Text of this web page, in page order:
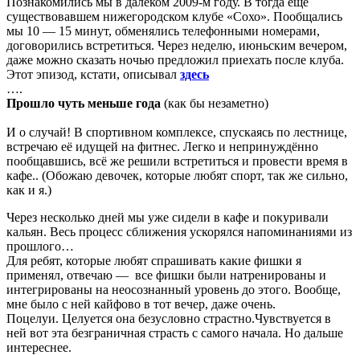
существовавшем нижегородском клубе «Сохо». Пообщались
мы 10 — 15 минут, обменялись телефонными номерами,
договорились встретиться. Через неделю, июньским вечером,
даже можно сказать ночью предложил приехать после клуба.
Этот эпизод, кстати, описывал здесь
….
Прошло чуть меньше года (как бы незаметно)
И о случай! В спортивном комплексе, спускаясь по лестнице,
встречаю её идущей на фитнес. Легко и непринуждённо
пообщавшись, всё же решили встретиться и провести время в
кафе.. (Обожаю девочек, которые любят спорт, так же сильно,
как и я.)
Через несколько дней мы уже сидели в кафе и покуривали
кальян. Весь процесс сближения ускорялся напоминаниями из
прошлого…
Для ребят, которые любят спрашивать какие фишки я
применял, отвечаю — все фишки были натренированы и
интегрированы на неосознанный уровень до этого. Вообще,
мне было с ней кайфово в тот вечер, даже очень.
Поцелуи. Целуется она безусловно страстно.Чувствуется в
ней вот эта безграничная страсть с самого начала. Но дальше
интереснее.